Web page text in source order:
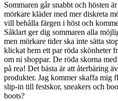
Sommaren går snabbt och hösten
mörkare kläder med mer diskreta
vill behålla färgen i höst och
Såklart ger dig sommaren alla
men mörkare tider ska inte sätta
klickat hem ett par röda skönheter
om ni shoppar. De röda skorna
på rea! Det bästa är att återbäring
produkter. Jag kommer skaffa mig
slip-in till festskor, sneakers och
boots?